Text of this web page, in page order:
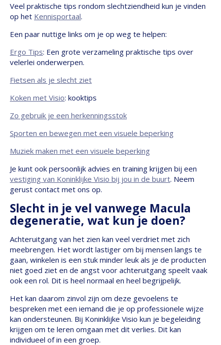
Veel praktische tips rondom slechtziendheid kun je vinden
op het Kennisportaal.
Een paar nuttige links om je op weg te helpen:
Ergo Tips: Een grote verzameling praktische tips over
velerlei onderwerpen.
Fietsen als je slecht ziet
Koken met Visio: kooktips
Zo gebruik je een herkenningsstok
Sporten en bewegen met een visuele beperking
Muziek maken met een visuele beperking
Je kunt ook persoonlijk advies en training krijgen bij een
vestiging van Koninklijke Visio bij jou in de buurt. Neem
gerust contact met ons op.
Slecht in je vel vanwege Macula
degeneratie, wat kun je doen?
Achteruitgang van het zien kan veel verdriet met zich
meebrengen. Het wordt lastiger om bij mensen langs te
gaan, winkelen is een stuk minder leuk als je de producten
niet goed ziet en de angst voor achteruitgang speelt vaak
ook een rol. Dit is heel normaal en heel begrijpelijk.
Het kan daarom zinvol zijn om deze gevoelens te
bespreken met een iemand die je op professionele wijze
kan ondersteunen. Bij Koninklijke Visio kun je begeleiding
krijgen om te leren omgaan met dit verlies. Dit kan
individueel of in een groep.